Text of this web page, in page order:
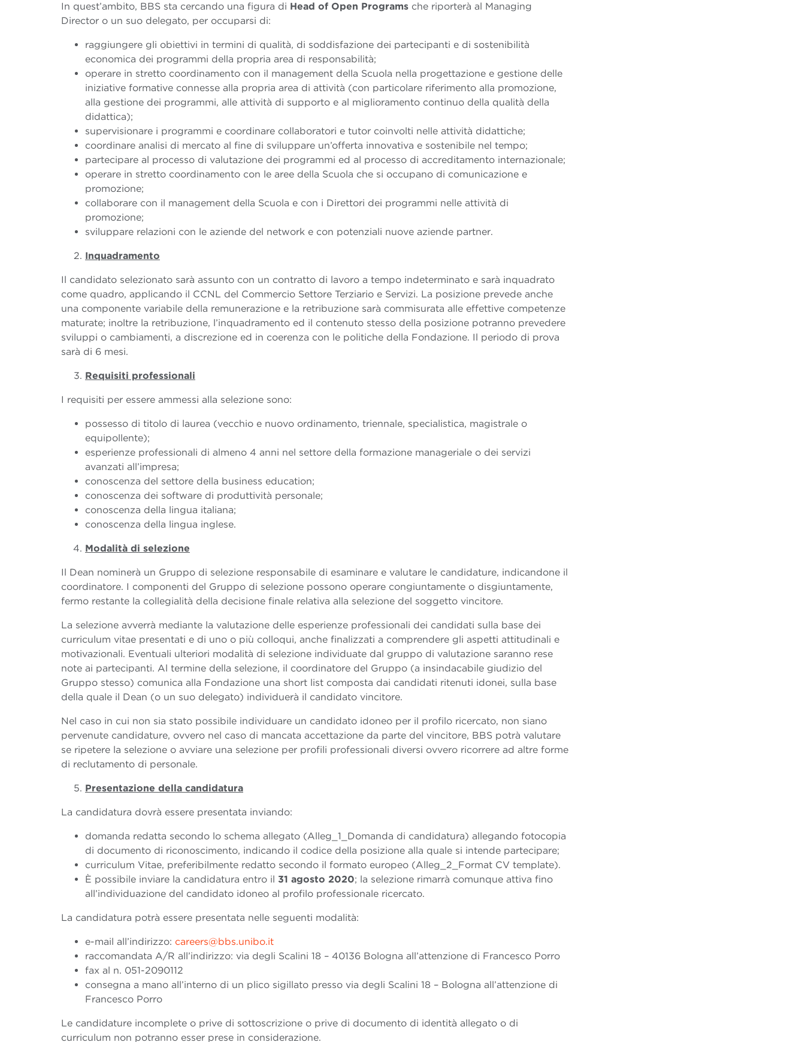
In quest’ambito, BBS sta cercando una figura di Head of Open Programs che riporterà al Managing
Director o un suo delegato, per occuparsi di:
raggiungere gli obiettivi in termini di qualità, di soddisfazione dei partecipanti e di sostenibilità
economica dei programmi della propria area di responsabilità;
operare in stretto coordinamento con il management della Scuola nella progettazione e gestione delle
iniziative formative connesse alla propria area di attività (con particolare riferimento alla promozione,
alla gestione dei programmi, alle attività di supporto e al miglioramento continuo della qualità della
didattica);
supervisionare i programmi e coordinare collaboratori e tutor coinvolti nelle attività didattiche;
coordinare analisi di mercato al fine di sviluppare un’offerta innovativa e sostenibile nel tempo;
partecipare al processo di valutazione dei programmi ed al processo di accreditamento internazionale;
operare in stretto coordinamento con le aree della Scuola che si occupano di comunicazione e
promozione;
collaborare con il management della Scuola e con i Direttori dei programmi nelle attività di
promozione;
sviluppare relazioni con le aziende del network e con potenziali nuove aziende partner.
Inquadramento
Il candidato selezionato sarà assunto con un contratto di lavoro a tempo indeterminato e sarà inquadrato
come quadro, applicando il CCNL del Commercio Settore Terziario e Servizi. La posizione prevede anche
una componente variabile della remunerazione e la retribuzione sarà commisurata alle effettive competenze
maturate; inoltre la retribuzione, l’inquadramento ed il contenuto stesso della posizione potranno prevedere
sviluppi o cambiamenti, a discrezione ed in coerenza con le politiche della Fondazione. Il periodo di prova
sarà di 6 mesi.
Requisiti professionali
I requisiti per essere ammessi alla selezione sono:
possesso di titolo di laurea (vecchio e nuovo ordinamento, triennale, specialistica, magistrale o
equipollente);
esperienze professionali di almeno 4 anni nel settore della formazione manageriale o dei servizi
avanzati all’impresa;
conoscenza del settore della business education;
conoscenza dei software di produttività personale;
conoscenza della lingua italiana;
conoscenza della lingua inglese.
Modalità di selezione
Il Dean nominerà un Gruppo di selezione responsabile di esaminare e valutare le candidature, indicandone il
coordinatore. I componenti del Gruppo di selezione possono operare congiuntamente o disgiuntamente,
fermo restante la collegialità della decisione finale relativa alla selezione del soggetto vincitore.
La selezione avverrà mediante la valutazione delle esperienze professionali dei candidati sulla base dei
curriculum vitae presentati e di uno o più colloqui, anche finalizzati a comprendere gli aspetti attitudinali e
motivazionali. Eventuali ulteriori modalità di selezione individuate dal gruppo di valutazione saranno rese
note ai partecipanti. Al termine della selezione, il coordinatore del Gruppo (a insindacabile giudizio del
Gruppo stesso) comunica alla Fondazione una short list composta dai candidati ritenuti idonei, sulla base
della quale il Dean (o un suo delegato) individuerà il candidato vincitore.
Nel caso in cui non sia stato possibile individuare un candidato idoneo per il profilo ricercato, non siano
pervenute candidature, ovvero nel caso di mancata accettazione da parte del vincitore, BBS potrà valutare
se ripetere la selezione o avviare una selezione per profili professionali diversi ovvero ricorrere ad altre forme
di reclutamento di personale.
Presentazione della candidatura
La candidatura dovrà essere presentata inviando:
domanda redatta secondo lo schema allegato (Alleg_1_Domanda di candidatura) allegando fotocopia
di documento di riconoscimento, indicando il codice della posizione alla quale si intende partecipare;
curriculum Vitae, preferibilmente redatto secondo il formato europeo (Alleg_2_Format CV template).
È possibile inviare la candidatura entro il 31 agosto 2020; la selezione rimarrà comunque attiva fino
all’individuazione del candidato idoneo al profilo professionale ricercato.
La candidatura potrà essere presentata nelle seguenti modalità:
e-mail all’indirizzo: careers@bbs.unibo.it
raccomandata A/R all’indirizzo: via degli Scalini 18 – 40136 Bologna all’attenzione di Francesco Porro
fax al n. 051-2090112
consegna a mano all’interno di un plico sigillato presso via degli Scalini 18 – Bologna all’attenzione di
Francesco Porro
Le candidature incomplete o prive di sottoscrizione o prive di documento di identità allegato o di
curriculum non potranno esser prese in considerazione.